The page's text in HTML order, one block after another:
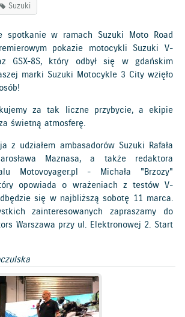
Suzuki
spotkanie w ramach Suzuki Moto Road
pokazie motocykli Suzuki V-
GSX-8S, który odbył się w gdańskim
marki Suzuki Motocykle 3 City wzięło
za tak liczne przybycie, a ekipie
świetną atmosferę.
z udziałem ambasadorów Suzuki Rafała
Maznasa, a także redaktora
Motovoyager.pl - Michała "Brzozy"
opowiada o wrażeniach z testów V-
się w najbliższą sobotę 11 marca.
zainteresowanych zapraszamy do
Warszawa przy ul. Elektronowej 2. Start